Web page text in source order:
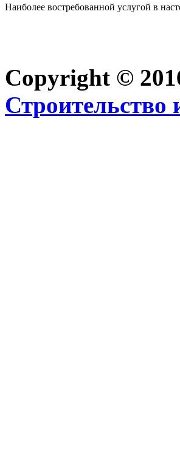
Наиболее востребованной услугой в
Copyright ©
Строительство